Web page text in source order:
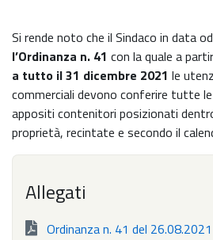
Si rende noto che il Sindaco in data
l’Ordinanza n. 41 con la quale a
a tutto il 31 dicembre 2021 le
commerciali devono conferire tutte
appositi contenitori posizionati
proprietà, recintate e secondo il
Allegati
Ordinanza n. 41 del 26.08.2021